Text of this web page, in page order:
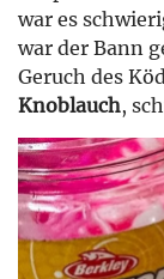
war es
war der Bann
Geruch des
Knoblauch,